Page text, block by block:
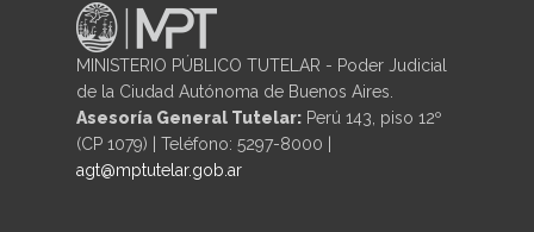
MINISTERIO PÚBLICO TUTELAR - Poder Judicial
de la Ciudad Autónoma de Buenos Aires.
Asesoría General Tutelar: Perú 143, piso 12º
(CP 1079) | Teléfono: 5297-8000 |
agt@mptutelar.gob.ar